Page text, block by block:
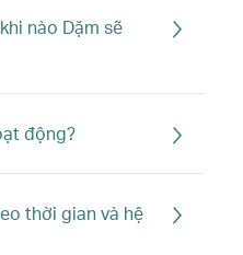
nào Dặm sẽ
động?
thời gian và hệ